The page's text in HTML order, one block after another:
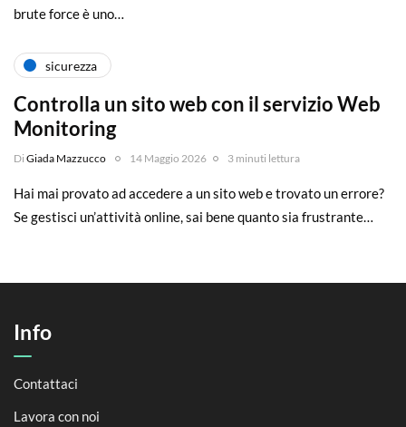
brute force è uno…
sicurezza
Controlla un sito web con il servizio Web
Monitoring
Di Giada Mazzucco 14 Maggio 2026 3 minuti lettura
Hai mai provato ad accedere a un sito web e trovato un errore?
Se gestisci un’attività online, sai bene quanto sia frustrante…
Info
Contattaci
Lavora con noi